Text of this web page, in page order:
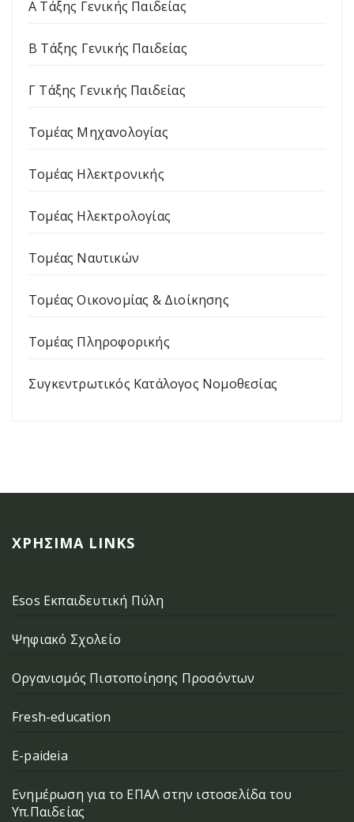
Α Τάξης Γενικής Παιδείας
Β Τάξης Γενικής Παιδείας
Γ Τάξης Γενικής Παιδείας
Τομέας Μηχανολογίας
Τομέας Ηλεκτρονικής
Τομέας Ηλεκτρολογίας
Τομέας Ναυτικών
Τομέας Οικονομίας & Διοίκησης
Τομέας Πληροφορικής
Συγκεντρωτικός Κατάλογος Νομοθεσίας
ΧΡΉΣΙΜΑ LINKS
Esos Εκπαιδευτική Πύλη
Ψηφιακό Σχολείο
Οργανισμός Πιστοποίησης Προσόντων
Fresh-education
E-paideia
Ενημέρωση για το ΕΠΑΛ στην ιστοσελίδα του
Υπ.Παιδείας